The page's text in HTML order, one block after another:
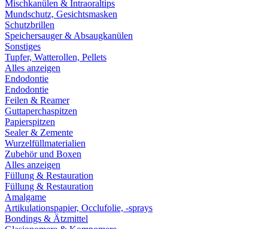
Mischkanülen & Intraoraltips
Mundschutz, Gesichtsmasken
Schutzbrillen
Speichersauger & Absaugkanülen
Sonstiges
Tupfer, Watterollen, Pellets
Alles anzeigen
Endodontie
Endodontie
Feilen & Reamer
Guttaperchaspitzen
Papierspitzen
Sealer & Zemente
Wurzelfüllmaterialien
Zubehör und Boxen
Alles anzeigen
Füllung & Restauration
Füllung & Restauration
Amalgame
Artikulationspapier, Occlufolie, -sprays
Bondings & Ätzmittel